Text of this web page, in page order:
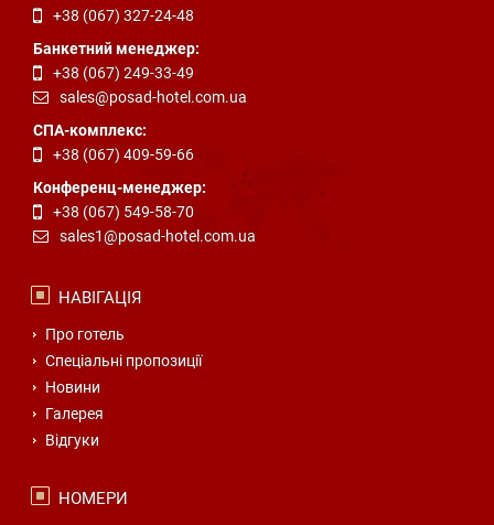
+38 (067) 327-24-48
Банкетний менеджер:
+38 (067) 249-33-49
sales@posad-hotel.com.ua
СПА-комплекс:
+38 (067) 409-59-66
Конференц-менеджер:
+38 (067) 549-58-70
sales1@posad-hotel.com.ua
НАВІГАЦІЯ
Про готель
Спеціальні пропозиції
Новини
Галерея
Відгуки
НОМЕРИ